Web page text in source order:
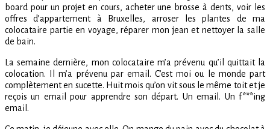
board pour un projet en cours, acheter une brosse à dents, voir les
offres d’appartement à Bruxelles, arroser les plantes de ma
colocataire partie en voyage, réparer mon jean et nettoyer la salle
de bain.
La semaine dernière, mon colocataire m’a prévenu qu’il quittait la
colocation. Il m’a prévenu par email. C’est moi ou le monde part
complètement en sucette. Huit mois qu’on vit sous le même toit et je
reçois un email pour apprendre son départ. Un email. Un f***ing
email.